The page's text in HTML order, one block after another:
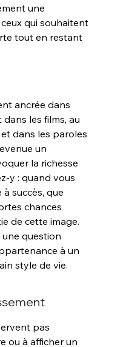
une
qui souhaitent
tout en restant
ancrée dans
les films, au
dans les paroles
un
la richesse
y : quand vous
succès, que
chances
de cette image.
une question
à un
style de vie.
pas
ou à afficher un